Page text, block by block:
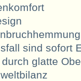
sind sofort
glatte